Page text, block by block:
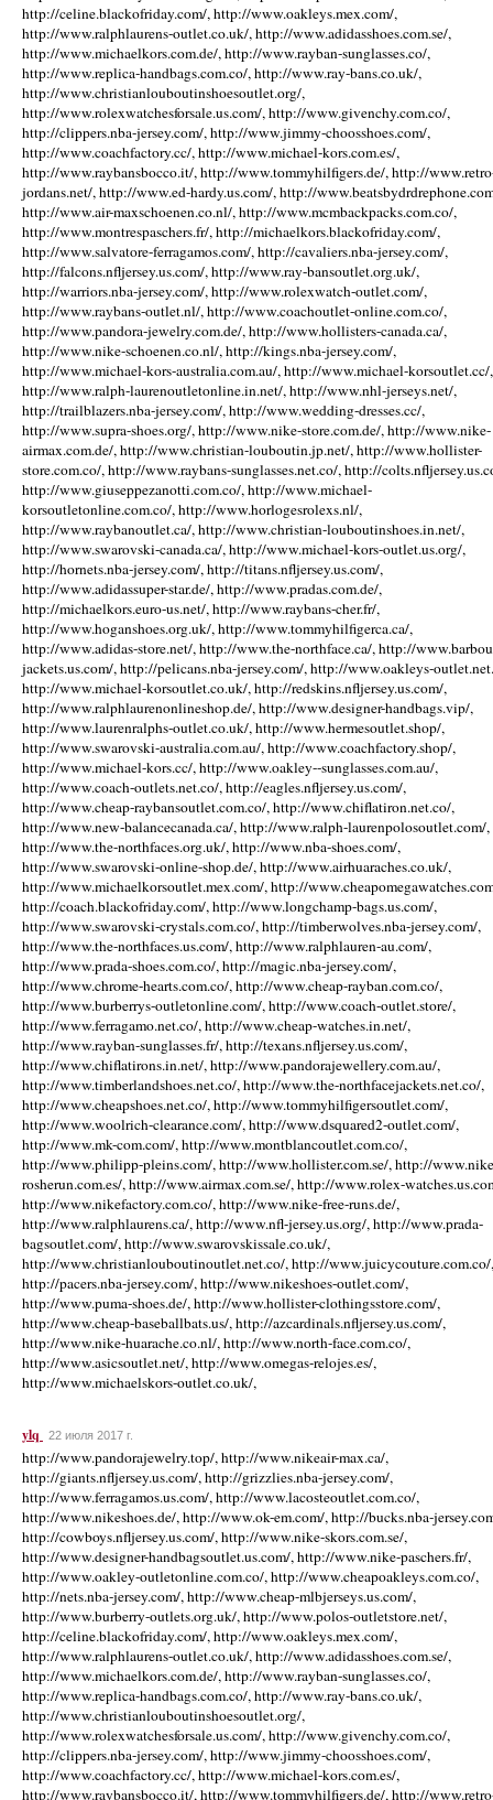
http://celine.blackofriday.com/, http://www.oakleys.mex.com/,
http://www.ralphlaurens-outlet.co.uk/, http://www.adidasshoes.com.se/,
http://www.michaelkors.com.de/, http://www.rayban-sunglasses.co/,
http://www.replica-handbags.com.co/, http://www.ray-bans.co.uk/,
http://www.christianlouboutinshoesoutlet.org/,
http://www.rolexwatchesforsale.us.com/, http://www.givenchy.com.co/,
http://clippers.nba-jersey.com/, http://www.jimmy-choosshoes.com/,
http://www.coachfactory.cc/, http://www.michael-kors.com.es/,
http://www.raybansbocco.it/, http://www.tommyhilfigers.de/, http://
jordans.net/, http://www.ed-hardy.us.com/, http://
http://www.air-maxschoenen.co.nl/, http://www.mcmbackpacks.com.co/,
http://www.montrespaschers.fr/, http://michaelkors.blackofriday.com/,
http://www.salvatore-ferragamos.com/, http://cavaliers.nba-jersey.com/,
http://falcons.nfljersey.us.com/, http://www.ray-bansoutlet.org.uk/,
http://warriors.nba-jersey.com/, http://www.rolexwatch-outlet.com/,
http://www.raybans-outlet.nl/, http://www.coachoutlet-online.com.co/,
http://www.pandora-jewelry.com.de/, http://www.hollisters-canada.ca/,
http://www.nike-schoenen.co.nl/, http://kings.nba-jersey.com/,
http://www.michael-kors-australia.com.au/, http://www.michael-korsoutlet.cc/,
http://www.ralph-laurenoutletonline.in.net/, http://www.nhl-jerseys.net/,
http://trailblazers.nba-jersey.com/, http://www.wedding-dresses.cc/,
http://www.supra-shoes.org/, http://www.nike-store.com.de/, http://www.nike-
airmax.com.de/, http://www.christian-louboutin.jp.net/, http://www.hollister-
store.com.co/, http://www.raybans-sunglasses.net.co/, http://
http://www.giuseppezanotti.com.co/, http://www.michael-
korsoutletonline.com.co/, http://www.horlogesrolexs.nl/,
http://www.raybanoutlet.ca/, http://www.christian-louboutinshoes.in.net/,
http://www.swarovski-canada.ca/, http://www.michael-kors-outlet.us.org/,
http://hornets.nba-jersey.com/, http://titans.nfljersey.us.com/,
http://www.adidassuper-star.de/, http://www.pradas.com.de/,
http://michaelkors.euro-us.net/, http://www.raybans-cher.fr/,
http://www.hoganshoes.org.uk/, http://www.tommyhilfigerca.ca/,
http://www.adidas-store.net/, http://www.the-northface.ca/, http://
jackets.us.com/, http://pelicans.nba-jersey.com/, http://www.oakleys-
http://www.michael-korsoutlet.co.uk/, http://redskins.nfljersey.us.com/,
http://www.ralphlaurenonlineshop.de/, http://www.designer-handbags.vip/,
http://www.laurenralphs-outlet.co.uk/, http://www.hermesoutlet.shop/,
http://www.swarovski-australia.com.au/, http://www.coachfactory.shop/,
http://www.michael-kors.cc/, http://www.oakley--sunglasses.com.au/,
http://www.coach-outlets.net.co/, http://eagles.nfljersey.us.com/,
http://www.cheap-raybansoutlet.com.co/, http://www.chiflatiron.net.co/,
http://www.new-balancecanada.ca/, http://www.ralph-laurenpolosoutlet.com/,
http://www.the-northfaces.org.uk/, http://www.nba-shoes.com/,
http://www.swarovski-online-shop.de/, http://www.airhuaraches.co.uk/,
http://www.michaelkorsoutlet.mex.com/, http://
http://coach.blackofriday.com/, http://www.longchamp-bags.us.com/,
http://www.swarovski-crystals.com.co/, http://timberwolves.nba-jersey.com/,
http://www.the-northfaces.us.com/, http://www.ralphlauren-au.com/,
http://www.prada-shoes.com.co/, http://magic.nba-jersey.com/,
http://www.chrome-hearts.com.co/, http://www.cheap-rayban.com.co/,
http://www.burberrys-outletonline.com/, http://www.coach-outlet.store/,
http://www.ferragamo.net.co/, http://www.cheap-watches.in.net/,
http://www.rayban-sunglasses.fr/, http://texans.nfljersey.us.com/,
http://www.chiflatirons.in.net/, http://www.pandorajewellery.com.au/,
http://www.timberlandshoes.net.co/, http://www.the-northfacejackets.net.co/,
http://www.cheapshoes.net.co/, http://www.tommyhilfigersoutlet.com/,
http://www.woolrich-clearance.com/, http://www.dsquared2-outlet.com/,
http://www.mk-com.com/, http://www.montblancoutlet.com.co/,
http://www.philipp-pleins.com/, http://www.hollister.com.se/, http://
rosherun.com.es/, http://www.airmax.com.se/, http://www.rolex-
http://www.nikefactory.com.co/, http://www.nike-free-runs.de/,
http://www.ralphlaurens.ca/, http://www.nfl-jersey.us.org/, http://www.prada-
bagsoutlet.com/, http://www.swarovskissale.co.uk/,
http://www.christianlouboutinoutlet.net.co/, http://www.juicycouture.com.co/,
http://pacers.nba-jersey.com/, http://www.nikeshoes-outlet.com/,
http://www.puma-shoes.de/, http://www.hollister-clothingsstore.com/,
http://www.cheap-baseballbats.us/, http://azcardinals.nfljersey.us.com/,
http://www.nike-huarache.co.nl/, http://www.north-face.com.co/,
http://www.asicsoutlet.net/, http://www.omegas-relojes.es/,
http://www.michaelskors-outlet.co.uk/,
ylq 22 июля 2017 г.
http://www.pandorajewelry.top/, http://www.nikeair-max.ca/,
http://giants.nfljersey.us.com/, http://grizzlies.nba-jersey.com/,
http://www.ferragamos.us.com/, http://www.lacosteoutlet.com.co/,
http://www.nikeshoes.de/, http://www.ok-em.com/, http://bucks.nba-
http://cowboys.nfljersey.us.com/, http://www.nike-skors.com.se/,
http://www.designer-handbagsoutlet.us.com/, http://www.nike-paschers.fr/,
http://www.oakley-outletonline.com.co/, http://www.cheapoakleys.com.co/,
http://nets.nba-jersey.com/, http://www.cheap-mlbjerseys.us.com/,
http://www.burberry-outlets.org.uk/, http://www.polos-outletstore.net/,
http://celine.blackofriday.com/, http://www.oakleys.mex.com/,
http://www.ralphlaurens-outlet.co.uk/, http://www.adidasshoes.com.se/,
http://www.michaelkors.com.de/, http://www.rayban-sunglasses.co/,
http://www.replica-handbags.com.co/, http://www.ray-bans.co.uk/,
http://www.christianlouboutinshoesoutlet.org/,
http://www.rolexwatchesforsale.us.com/, http://www.givenchy.com.co/,
http://clippers.nba-jersey.com/, http://www.jimmy-choosshoes.com/,
http://www.coachfactory.cc/, http://www.michael-kors.com.es/,
http://www.raybansbocco.it/, http://www.tommyhilfigers.de/, http://